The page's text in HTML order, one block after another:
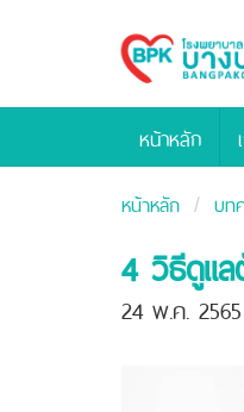
Bangpakok
Hospital
หน้าหลัก
หน้าหลัก บท
4 วิธีดูแล
24 พ.ค. 2565